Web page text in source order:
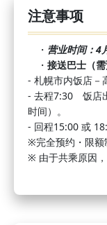
注意事项
・ 营业时间：4
・ 接送巴士（需
- 札幌市内饭店－
- 去程7:30 饭店
时间）。
- 回程15:00 或
※完全预约・限额
※ 由于共乘原因，